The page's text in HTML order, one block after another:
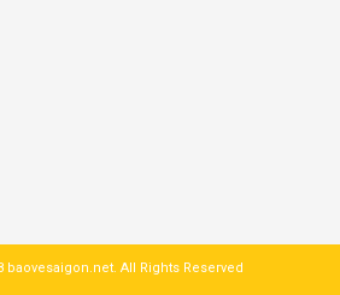
baovesaigon.net. All Rights Reserved